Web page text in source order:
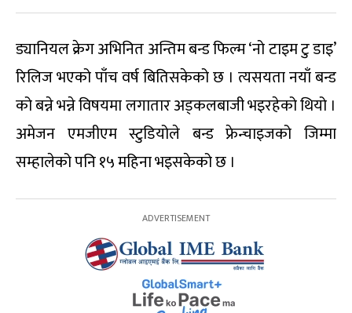
ड्यानियल क्रेग अभिनित अन्तिम बन्ड फिल्म ‘नो टाइम टु डाइ’
रिलिज भएको पाँच वर्ष बितिसकेको छ । त्यसयता नयाँ बन्ड
को बन्ने भन्ने विषयमा लगातार अड्कलबाजी भइरहेको थियो ।
अमेजन एमजीएम स्टुडियोले बन्ड फ्रेन्चाइजको जिम्मा
सम्हालेको पनि १५ महिना भइसकेको छ ।